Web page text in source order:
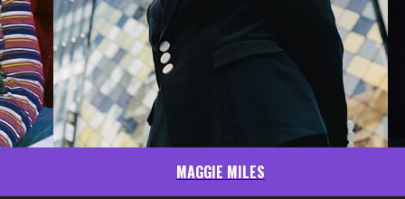
MAGGIE MILES